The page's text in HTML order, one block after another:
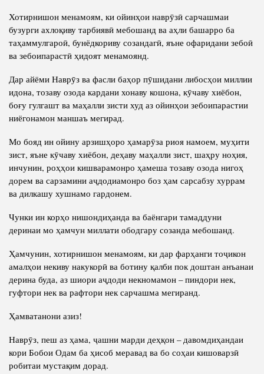
Хотирнишон менамоям, ки ойинҳои наврӯзӣ сарчашмаи
бузурги ахлоқиву тарбиявӣ мебошанд ва аҳли башарро ба
таҳаммулгароӣ, бунёдкориву созандагӣ, яъне офаридани зебоӣ
ва зебоипарастӣ ҳидоят менамоянд.
Дар айёми Наврӯз ва фасли баҳор пӯшидани либосҳои миллии
идона, тозаву озода кардани хонаву кошона, кӯчаву хиёбон,
боғу гулгашт ва маҳалли зисти худ аз ойинҳои зебоипарастии
ниёгонамон маншаъ мегирад.
Мо бояд ин ойину арзишҳоро ҳамарӯза риоя намоем, муҳити
зист, яъне кӯчаву хиёбон, деҳаву маҳалли зист, шаҳру ноҳия,
инчунин, роҳҳои кишварамонро ҳамеша тозаву озода нигоҳ
дорем ва сарзамини аҷдодиамонро боз ҳам сарсабзу хуррам
ва дилкашу хушнамо гардонем.
Чунки ин корҳо нишондиҳанда ва баёнгари тамаддуни
деринаи мо ҳамчун миллати ободгару созанда мебошанд.
Ҳамчунин, хотирнишон менамоям, ки дар фарҳанги тоҷикон
амалҳои некиву накукорӣ ва ботину қалби пок доштан анъанаи
дерина буда, аз шиори аҷдоди некномамон – пиндори нек,
гуфтори нек ва рафтори нек сарчашма мегиранд.
Ҳамватанони азиз!
Наврӯз, пеш аз ҳама, ҷашни марди деҳқон – давомдиҳандаи
кори Бобои Одам ба ҳисоб меравад ва бо соҳаи кишоварзӣ
робитаи мустақим дорад.